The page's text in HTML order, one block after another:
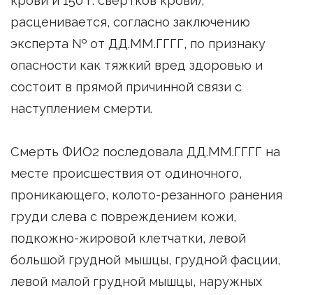
расценивается, согласно заключению
эксперта № от ДД.ММ.ГГГГ, по признаку
опасности как тяжкий вред здоровью и
состоит в прямой причинной связи с
наступлением смерти.
Смерть ФИО2 последовала ДД.ММ.ГГГГ на
месте происшествия от одиночного,
проникающего, колото-резанного ранения
груди слева с повреждением кожи,
подкожно-жировой клетчатки, левой
большой грудной мышцы, грудной фасции,
левой малой грудной мышцы, наружных